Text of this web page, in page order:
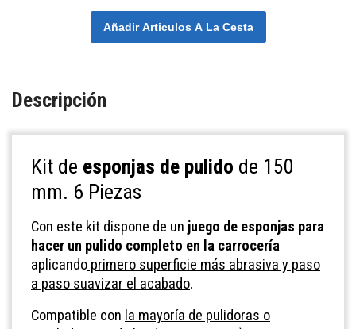
Añadir Articulos A La Cesta
Descripción
Kit de esponjas de pulido de 150
mm. 6 Piezas
Con este kit dispone de un juego de esponjas para
hacer un pulido completo en la carrocería
aplicando primero superficie más abrasiva y paso
a paso suavizar el acabado.
Compatible con la mayoría de pulidoras o